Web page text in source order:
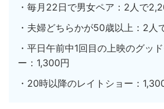
・毎月22日で男女ペア：2人で
・夫婦どちらかが50歳以上：2人
・平日午前中1回目の上映のグッ
ー：1,300円
・20時以降のレイトショー：